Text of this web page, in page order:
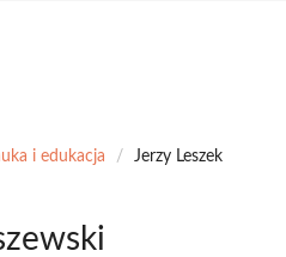
i edukacja /
Jerzy Leszek